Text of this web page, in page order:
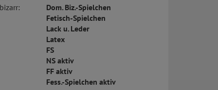
Dom. Biz.-Spielchen
Fetisch-Spielchen
Lack u. Leder
Latex
FS
NS aktiv
FF aktiv
Fess.-Spielchen aktiv